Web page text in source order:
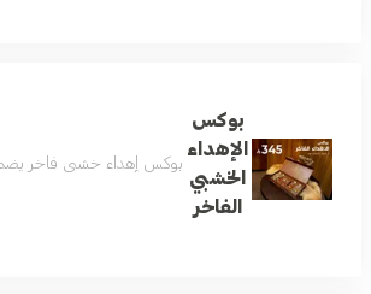
بوكس
الإهداء
الخشبي
الفاخر
بوكس إهداء خشبي فاخر يضم